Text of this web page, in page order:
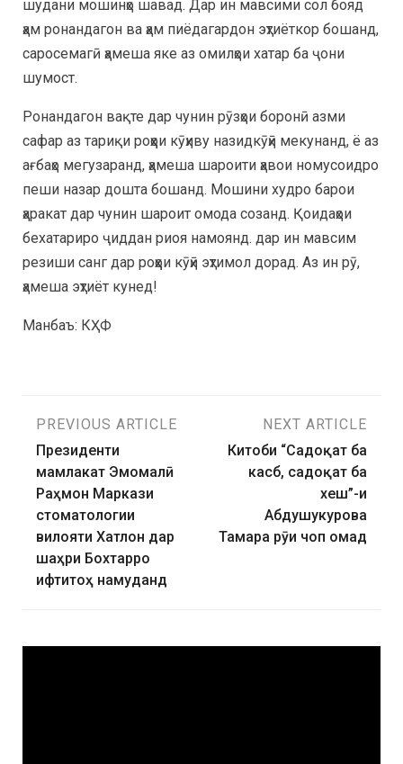
шудани мошинҳо шавад. Дар ин мавсими сол бояд
ҳам ронандагон ва ҳам пиёдагардон эҳтиёткор бошанд,
саросемагӣ ҳамеша яке аз омилҳои хатар ба ҷони
шумост.
Ронандагон вақте дар чунин рӯзҳои боронӣ азми
сафар аз тариқи роҳҳои кӯҳиву назидкӯҳӣ мекунанд, ё аз
ағбаҳо мегузаранд, ҳамеша шароити ҳавои номусоидро
пеши назар дошта бошанд. Мошини худро барои
ҳаракат дар чунин шароит омода созанд. Қоидаҳои
бехатариро ҷиддан риоя намоянд. дар ин мавсим
резиши санг дар роҳҳои кӯҳӣ эҳтимол дорад. Аз ин рӯ,
ҳамеша эҳтиёт кунед!
Манбаъ: КҲФ
PREVIOUS ARTICLE
Президенти
мамлакат Эмомалӣ
Раҳмон Маркази
стоматологии
вилояти Хатлон дар
шаҳри Бохтарро
ифтитоҳ намуданд
NEXT ARTICLE
Китоби “Садоқат ба
касб, садоқат ба
хеш”-и
Абдушукурова
Тамара рӯи чоп омад